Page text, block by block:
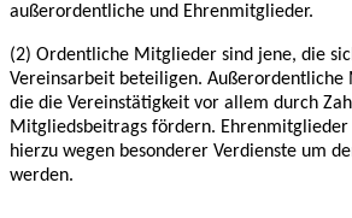
außerordentliche und Ehrenmitglieder.
(2) Ordentliche Mitglieder sind jene, die
Vereinsarbeit beteiligen. Außerordentliche
die die Vereinstätigkeit vor allem durch
Mitgliedsbeitrags fördern. Ehrenmitglieder
hierzu wegen besonderer Verdienste um
werden.